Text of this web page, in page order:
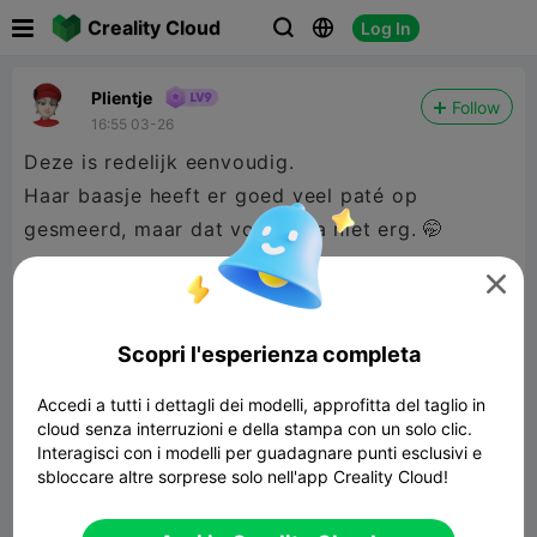
Creality Cloud   Log In
Plientje
16:55 03-26
Follow
Deze is redelijk eenvoudig.
Haar baasje heeft er goed veel paté op
gesmeerd, maar dat vond Kira niet erg. 🤭
This one is easy.
but Kira doesn't matter. 🤭

Scopri l'esperienza completa
Accedi a tutti i dettagli dei modelli, approfitta del taglio in
cloud senza interruzioni e della stampa con un solo clic.
Interagisci con i modelli per guadagnare punti esclusivi e
sbloccare altre sorprese solo nell'app Creality Cloud!